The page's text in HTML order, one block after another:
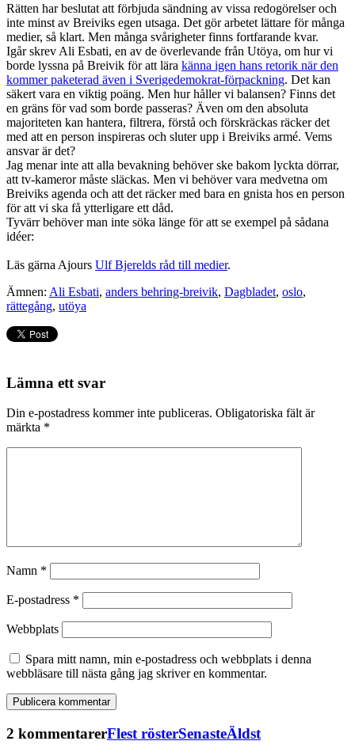
Rätten har beslutat att förbjuda sändning av vissa redogörelser och
inte minst av Breiviks egen utsaga. Det gör arbetet lättare för många
medier, så klart. Men många svårigheter finns fortfarande kvar.
Igår skrev Ali Esbati, en av de överlevande från Utöya, om hur vi
borde lyssna på Breivik för att lära känna igen hans retorik när den
kommer paketerad även i Sverigedemokrat-förpackning. Det kan
säkert vara en viktig poäng. Men hur håller vi balansen? Finns det
en gräns för vad som borde passeras? Även om den absoluta
majoriteten kan hantera, filtrera, förstå och förskräckas räcker det
med att en person inspireras och sluter upp i Breiviks armé. Vems
ansvar är det?
Jag menar inte att alla bevakning behöver ske bakom lyckta dörrar,
att tv-kameror måste släckas. Men vi behöver vara medvetna om
Breiviks agenda och att det räcker med bara en gnista hos en person
för att vi ska få ytterligare ett dåd.
Tyvärr behöver man inte söka länge för att se exempel på sådana
idéer:
Läs gärna Ajours Ulf Bjerelds råd till medier.
Ämnen: Ali Esbati, anders behring-breivik, Dagbladet, oslo,
rättegång, utöya
Lämna ett svar
Din e-postadress kommer inte publiceras. Obligatoriska fält är
märkta *
Namn *
E-postadress *
Webbplats
Spara mitt namn, min e-postadress och webbplats i denna
webbläsare till nästa gång jag skriver en kommentar.
2 kommentarerFlest rösterSenasteÄldst